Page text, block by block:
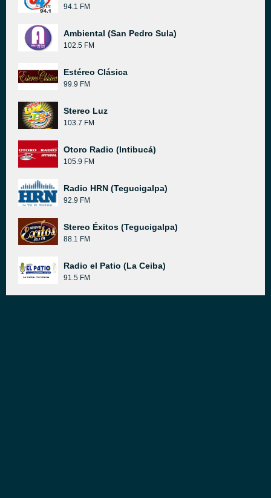
94.1 FM
Ambiental (San Pedro Sula)
102.5 FM
Estéreo Clásica
99.9 FM
Stereo Luz
103.7 FM
Otoro Radio (Intibucá)
105.9 FM
Radio HRN (Tegucigalpa)
92.9 FM
Stereo Éxitos (Tegucigalpa)
88.1 FM
Radio el Patio (La Ceiba)
91.5 FM